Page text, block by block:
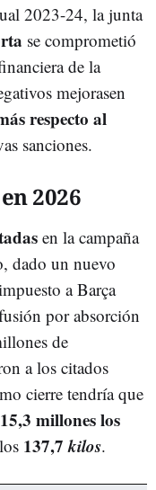
2023-24, la junta
se comprometió
de la
mejorasen
respecto al
sanciones.
2026
en la campaña
dado un nuevo
a Barça
por absorción
de
a los citados
cierre tendría que
15,3 millones los
137,7kilos.